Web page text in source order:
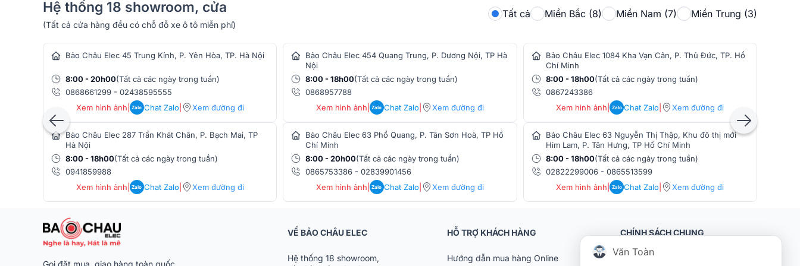
2. Kết nối linh hoạt - Tương thích tối đa thiết bị
Loa kéo di độngHylex PA39MK được trang bị hệ thống kết nối toàn diện, tạo nên sự linh hoạt
vượt trội trong mọi tình huống sử dụng. Với
, loa đảm bảo tốc độ truyền tải nhanh
hơn, ổn định hơn, độ trễ thấp hơn so với thế hệ Bluetooth cũ. Người dùng chỉ mất vài giây để kết
nối với điện thoại, máy tính bảng hoặc laptop, phục vụ tiện lợi cho nghe nhạc, karaoke tại gia
hoặc phát nhạc nhanh trong sự kiện.
Loa hỗ trợphát nhạc trực tiếp từ USB và thẻ nhớ Micro SD, giúp việc nghe nhạc trở nên đơn
giản, không phụ thuộc vào internet hay thiết bị ngoài. Các cổngAUX In và Audio Outhỗ trợ kết
nối với TV, đầu karaoke, PC… phù hợp nhu cầu dùng loa như một hệ thống khuếch đại cho dàn
âm thanh gia đình.
Đối với người dùng yêu thích chơi nhạc cụ hay thuyết trình, loa trang bị
Incho micro có dây, mở rộng nhu cầu từ karaoke đến biểu diễn đường phố hoặc dạy học. Ngoài
ra, cổngOpticalgiúp loa nhận tín hiệu âm thanh kỹ thuật số chất lượng cao, đem lại âm thanh
sạch, chi tiết khi kết nối với TV hoặc đầu phát hiện đại.
Hệ thống 18 showroom, cửa
hàng âm thanh
(Tất cả cửa hàng đều có chỗ đỗ xe ô tô miễn phí)
Tất cả Miền Bắc (8) Miền Nam (7) Miền Trung (3)
Bảo Châu Elec 45 Trung Kính, P. Yên Hòa, TP. Hà Nội
8:00 - 20h00(Tất cả các ngày trong tuần)
0868661299 - 02438595555
Xem hình ảnh
Zalo Chat Zalo| Xem đường đi
Bảo Châu Elec 287 Trần Khát Chân, P. Bạch Mai, TP
Hà Nội
8:00 - 18h00(Tất cả các ngày trong tuần)
0941859988
Xem hình ảnh
Zalo Chat Zalo| Xem đường đi
Bảo Châu Elec 454 Quang Trung, P. Dương Nội, TP Hà
Nội
8:00 - 18h00(Tất cả các ngày trong tuần)
0868957788
Xem hình ảnh
Zalo Chat Zalo| Xem đường đi
Bảo Châu Elec 63 Phổ Quang, P. Tân Sơn Hoà, TP Hồ
Chí Minh
8:00 - 20h00(Tất cả các ngày trong tuần)
0865753386 -02839901456
Xem hình ảnh
Zalo Chat Zalo| Xem đường đi
Bảo Châu Elec 1084 Kha Vạn Cân, P. Thủ Đức, TP. Hồ
Chí Minh
8:00 - 18h00(Tất cả các ngày trong tuần)
0867243386
Xem hình ảnh | Zalo Chat Zalo Xem đường đi
Bảo Châu Elec 63 Nguyễn Thị Thập, Khu đô thị mới
Him Lam, P. Tân Hưng, TP Hồ Chí Minh
8:00 - 18h00(Tất cả các ngày trong tuần)
02822299006- 0865513599
Xem hình ảnh | Zalo Chat Zalo Xem đường đi
VỀ BẢO CHÂU ELEC
Hệ thống 18 showroom,
HỖ TRỢ KHÁCH HÀNG
Hướng dẫn mua hàng Online
CHÍNH SÁCH CHUNG
Khách hàng doanh nghiệp (B2B)
Văn Toàn